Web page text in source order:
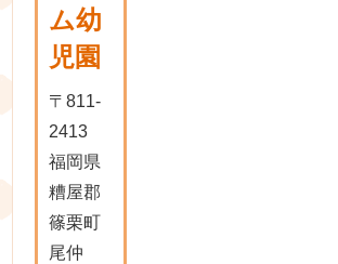
ム幼
児園
〒811-
2413
福岡県
糟屋郡
篠栗町
尾仲